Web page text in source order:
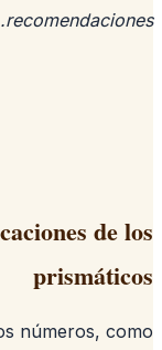
de
dos números,